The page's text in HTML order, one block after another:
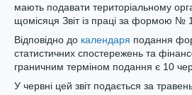
мають подавати територіальному
щомісяця Звіт із праці за формою №
Відповідно до календаря подання
статистичних спостережень та
граничним терміном подання є 10
У червні цей звіт подається за